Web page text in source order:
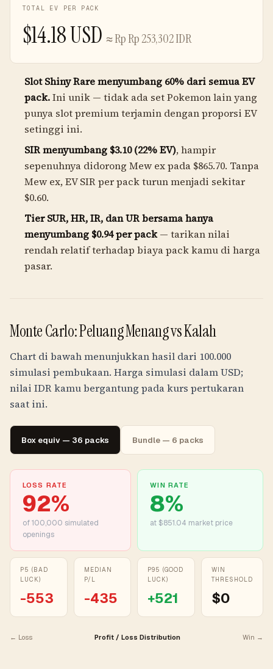
TOTAL EV PER PACK
$14.18USD ≈RpRp 253,302IDR
Slot Shiny Rare menyumbang 60% dari semua EV
pack.Ini unik — tidak ada set Pokemon lain yang
punya slot premium terjamin dengan proporsi EV
setinggi ini.
SIR menyumbang $3.10 (22% EV), hampir
sepenuhnya didorong Mew ex pada $865.70. Tanpa
Mew ex, EV SIR per pack turun menjadi sekitar
$0.60.
Tier SUR, HR, IR, dan UR bersama hanya
menyumbang $0.94 per pack— tarikan nilai
rendah relatif terhadap biaya pack kamu di harga
pasar.
Monte Carlo: Peluang Menang vs Kalah
Chart di bawah menunjukkan hasil dari 100.000
simulasi pembukaan. Harga simulasi dalam USD;
nilai IDRkamu bergantung pada kurs pertukaran
saat ini.
Box equiv — 36 packs Bundle — 6 packs
LOSS RATE
92%
of100,000 simulated
openings
WIN RATE
8%
at $851.04 market price
P5 (BAD
LUCK)
-553
MEDIAN
P/L
-435
P95 (GOOD
LUCK)
+521
WIN
THRESHOLD
$0
← Loss Profit / Loss Distribution Win →